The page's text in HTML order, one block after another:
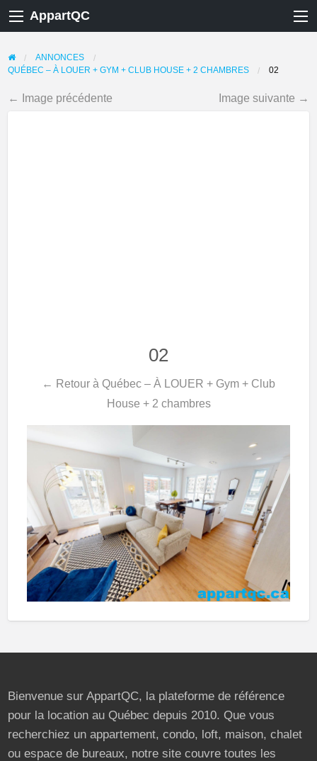
AppartQC
ANNONCES
QUÉBEC – À LOUER + GYM + CLUB HOUSE + 2 CHAMBRES
02
← Image précédente Image suivante →
02
← Retour à Québec – À LOUER + Gym + Club
House + 2 chambres
Bienvenue sur AppartQC, la plateforme de référence
pour la location au Québec depuis 2010. Que vous
recherchiez un appartement, condo, loft, maison, chalet
ou espace de bureaux, notre site couvre toutes les